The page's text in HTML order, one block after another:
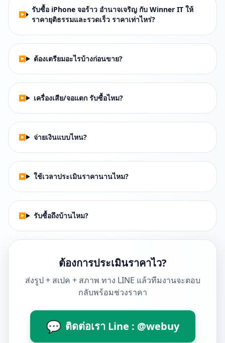
รับซื้อ iPhone จอร้าว อำนาจเจริญ กับ Winner IT ให้
ราคายุติธรรมและรวดเร็ว ราคาเท่าไหร่?
ต้องเตรียมอะไรบ้างก่อนขาย?
เครื่องเสีย/จอแตก รับซื้อไหม?
จ่ายเงินแบบไหน?
ใช้เวลาประเมินราคานานไหม?
รับซื้อถึงบ้านไหม?
ต้องการประเมินราคาไว?
ส่งรูป + สเปค + สภาพ ทาง LINE แล้วทีมงานจะตอบ
กลับพร้อมช่วงราคา
💬 ติดต่อเรา Line : @webuy